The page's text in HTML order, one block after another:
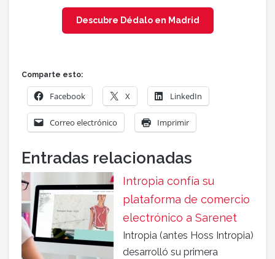
Descubre Dédalo en Madrid
Comparte esto:
Facebook X LinkedIn
Correo electrónico Imprimir
Entradas relacionadas
Intropia confía su
plataforma de comercio
electrónico a Sarenet
Intropia (antes Hoss Intropia)
desarrolló su primera